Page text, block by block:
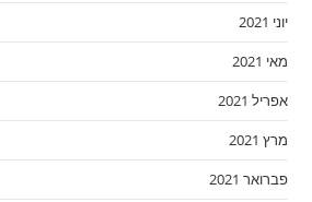
יוני 2021
מאי 2021
אפריל 2021
מרץ 2021
פברואר 2021